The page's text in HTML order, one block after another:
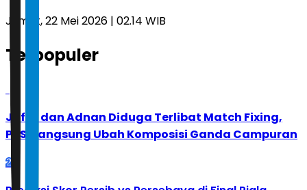
Jumat, 22 Mei 2026 | 02.14 WIB
Terpopuler
Jafar dan Adnan Diduga Terlibat Match Fixing,
PBSI Langsung Ubah Komposisi Ganda Campuran
2